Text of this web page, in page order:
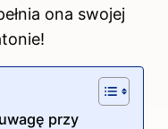
ona swojej
przy